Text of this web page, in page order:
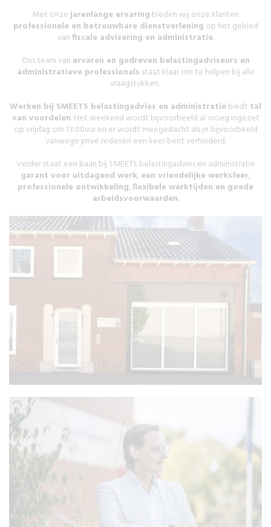
Met onzejarenlange ervaring bieden wij onze klanten
professionele en betrouwbare dienstverlening op het gebied
vanfiscale advisering en administratie.
Ons team van ervaren en gedreven belastingadviseurs en
administratieve professionals staat klaar om te helpen bij alle
vraagstukken.
Werken bij SMEETS belastingadvies en administratiebiedt tal
van voordelen. Het weekend wordt bijvoorbeeld al vroeg ingezet
op vrijdag om 13:00uur en er wordt meegedacht als je bijvoorbeeld
vanwege privé redenen een keer bent verhinderd.
Verder staat een baan bij SMEETS belastingadvies en administratie
garant voor uitdagend werk, een vriendelijke werksfeer,
professionele ontwikkeling,flexibele werktijden en goede
arbeidsvoorwaarden.